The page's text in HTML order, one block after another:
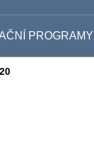
PROGRAMY